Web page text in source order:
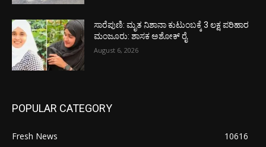
ಸಾರೆಪುಣಿ: ಮೃತ ನಿಶಾನಾ ಕುಟುಂಬಕ್ಕೆ 3 ಲಕ್ಷ ಪರಿಹಾರ
ಮಂಜೂರು: ಶಾಸಕ ಅಶೋಕ್ ರೈ
August 6, 2026
POPULAR CATEGORY
Fresh News
10616